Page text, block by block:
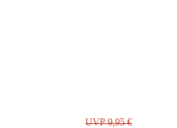
UVP 9,95 €